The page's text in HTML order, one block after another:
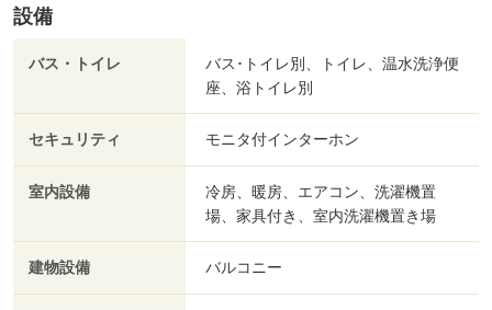
設備
バス・トイレ
バス･トイレ別、トイレ、温水洗浄便
座、浴トイレ別
セキュリティ モニタ付インターホン
室内設備
冷房、暖房、エアコン、洗濯機置
場、家具付き、室内洗濯機置き場
建物設備 バルコニー